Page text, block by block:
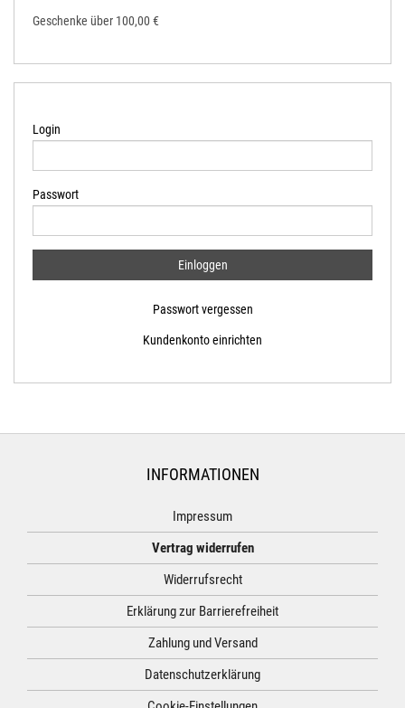
Geschenke über 100,00 €
Login
Passwort
Passwort vergessen
Kundenkonto einrichten
INFORMATIONEN
Impressum
Vertrag widerrufen
Widerrufsrecht
Erklärung zur Barrierefreiheit
Zahlung und Versand
Datenschutzerklärung